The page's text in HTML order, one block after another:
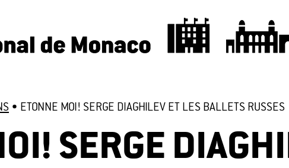
• ETONNE MOI! SERGE DIAGHILEV ET LES BALLETS RUSSES
SERGE